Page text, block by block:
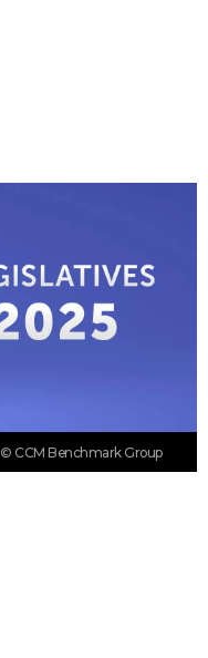
© CCM Benchmark Group